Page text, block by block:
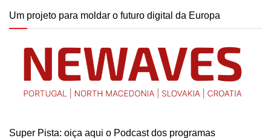
Um projeto para moldar o futuro digital da Europa
Super Pista: oiça aqui o Podcast dos programas